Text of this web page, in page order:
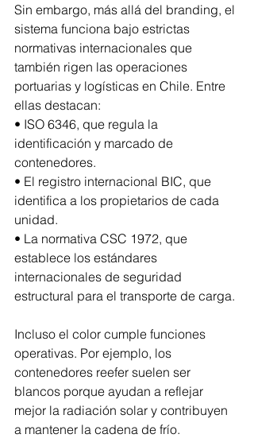
Sin embargo, más allá del branding, el
sistema funciona bajo estrictas
normativas internacionales que
también rigen las operaciones
portuarias y logísticas en Chile. Entre
ellas destacan:
• ISO 6346, que regula la
identificación y marcado de
contenedores.
• El registro internacional BIC, que
identifica a los propietarios de cada
unidad.
• La normativa CSC 1972, que
establece los estándares
internacionales de seguridad
estructural para el transporte de carga.
Incluso el color cumple funciones
operativas. Por ejemplo, los
contenedores reefer suelen ser
blancos porque ayudan a reflejar
mejor la radiación solar y contribuyen
a mantener la cadena de frío.